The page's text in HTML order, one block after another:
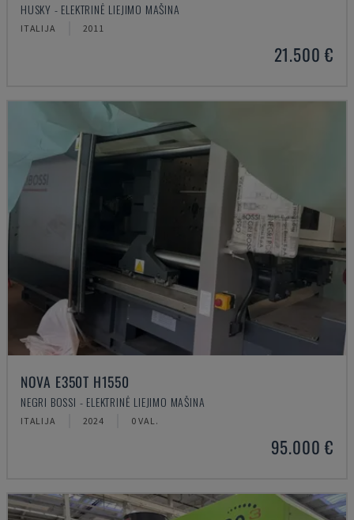
HUSKY - ELEKTRINĖ LIEJIMO MAŠINA
ITALIJA 2011
21.500 €
NOVA E350T H1550
NEGRI BOSSI - ELEKTRINĖ LIEJIMO MAŠINA
ITALIJA 2024 0 VAL.
95.000 €